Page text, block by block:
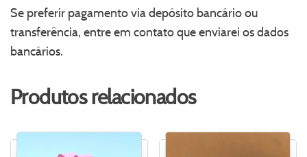
Se preferir pagamento via depósito bancário ou
transferência, entre em contato que enviarei os dados
bancários.
Produtos relacionados